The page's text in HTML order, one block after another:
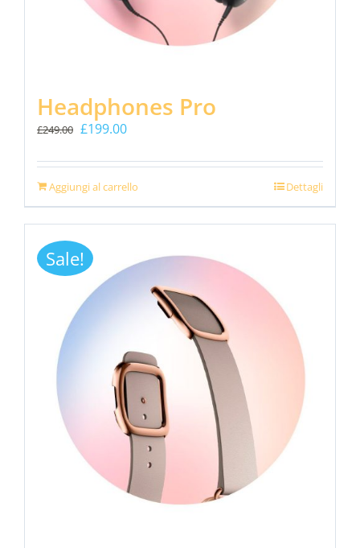
Headphones Pro
£249.00 Il
originale
era:
£249.00.
£199.00Il
attuale
è:
Aggiungi al carrello Dettagli
Sale!